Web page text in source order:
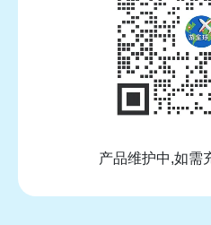
产品维护中,如需